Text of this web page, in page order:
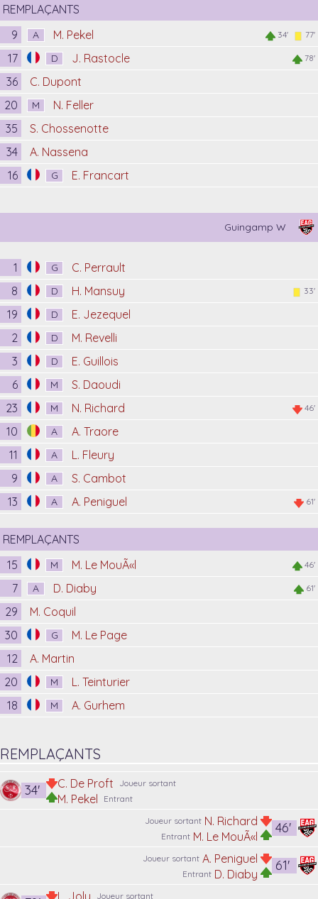
REMPLAÇANTS
9
A M. Pekel 34' 77'
17 D J. Rastocle 78'
36
C. Dupont
20
M
N. Feller
35
S. Chossenotte
34
A. Nassena
16
G E. Francart
Guingamp W
1 G
C. Perrault
8
D H. Mansuy 33'
19 D
E. Jezequel
2
D
M. Revelli
3
D
E. Guillois
6
M
S. Daoudi
23
M N. Richard 46'
10 A
A. Traore
11
A
L. Fleury
9
A
S. Cambot
13
A A. Peniguel 61'
REMPLAÇANTS
15
M M. Le MouÃ«l 46'
7 A D. Diaby 61'
29
M. Coquil
30
G
M. Le Page
12
A. Martin
20
M
L. Teinturier
18
M A. Gurhem
REMPLAÇANTS
Joueur sortant
C. De Proft
Entrant
M. Pekel
34'
46'
Joueur sortant N. Richard
Entrant M. Le MouÃ«l
61'
Joueur sortant A. Peniguel
Entrant D. Diaby
Joueur sortant
L. Joly